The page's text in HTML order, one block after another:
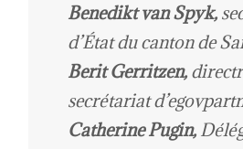
Benedikt van Spyk,
d’État du canton de
Berit Gerritzen,
secrétariat
Catherine Pugin,